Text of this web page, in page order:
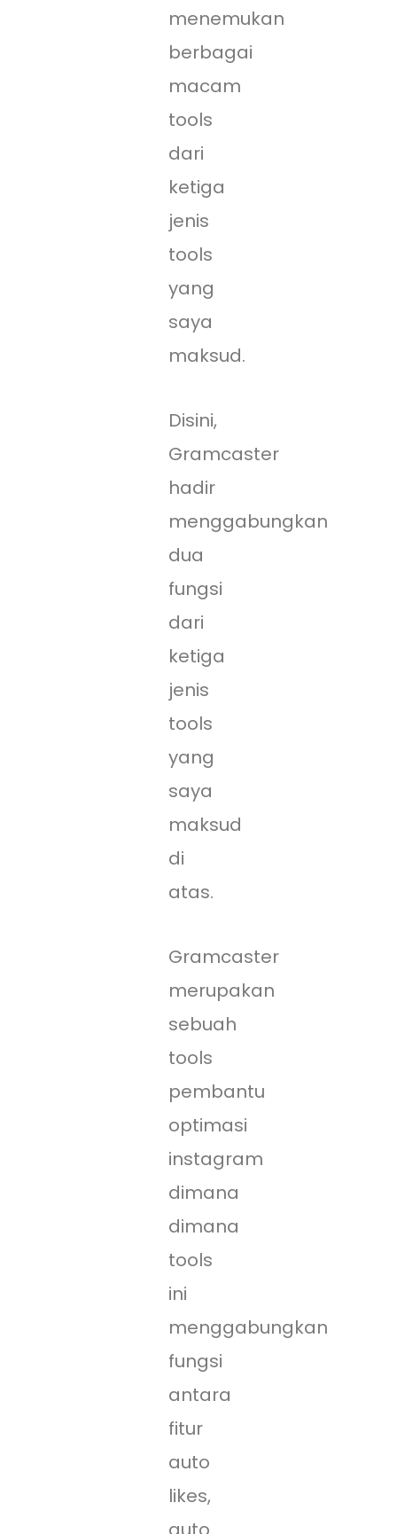
menemukan
berbagai
macam
tools
dari
ketiga
jenis
tools
yang
saya
maksud.
Disini,
Gramcaster
hadir
menggabungkan
dua
fungsi
dari
ketiga
jenis
tools
yang
saya
maksud
di
atas.
Gramcaster
merupakan
sebuah
tools
pembantu
optimasi
instagram
dimana
dimana
tools
ini
menggabungkan
fungsi
antara
fitur
auto
likes,